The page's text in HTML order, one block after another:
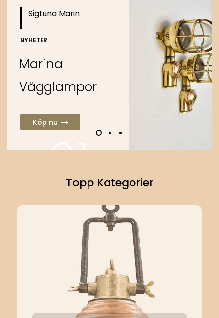
Sigtuna Marin
NYHETER
Marina
Vägglampor
Köp nu
Topp Kategorier